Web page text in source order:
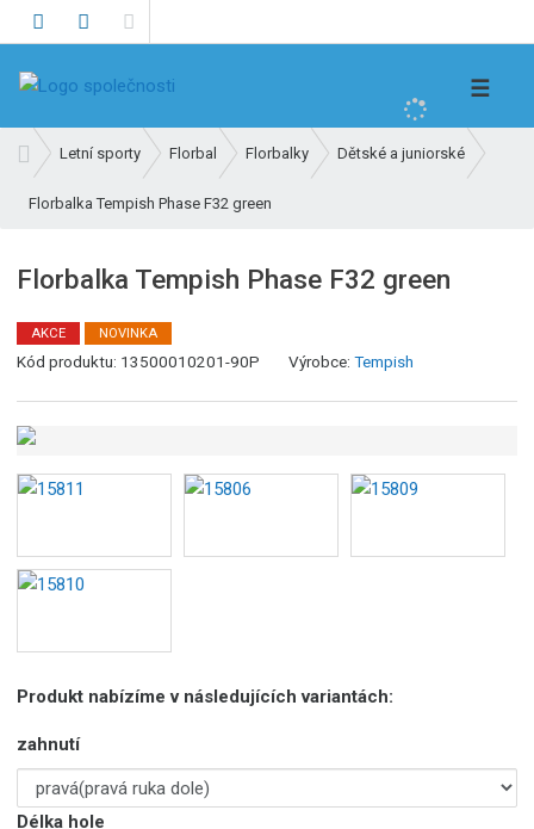
h
l
t
☰
v
o
í
t
r
a
Letní sporty Florbal Florbalky Dětské a juniorské
Florbalka Tempish Phase F32 green
Florbalka Tempish Phase F32 green
AKCE NOVINKA
Kód produktu: 13500010201-90P Výrobce:Tempish
Produkt nabízíme v následujících variantách:
zahnutí
Délka hole